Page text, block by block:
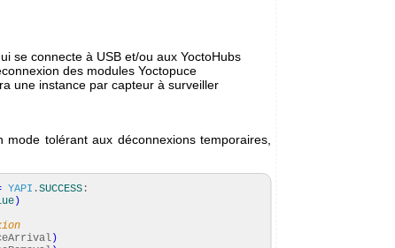
se connecte à USB et/ou aux YoctoHubs
des modules Yoctopuce
une instance par capteur à surveiller
tolérant aux déconnexions temporaires,
YAPI .SUCCESS :
)
)